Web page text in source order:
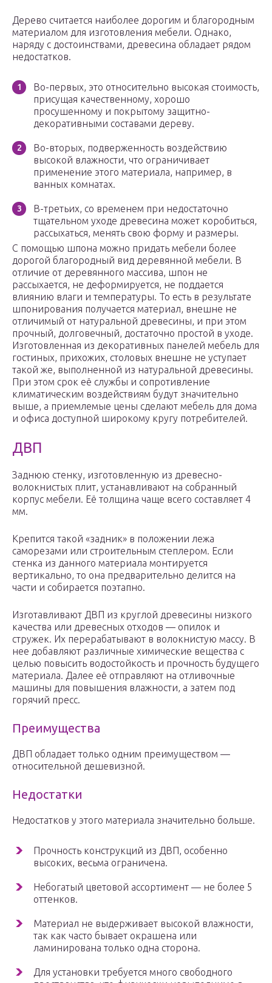
Дерево считается наиболее дорогим и благородным
материалом для изготовления мебели. Однако,
наряду с достоинствами, древесина обладает рядом
недостатков.
Во-первых, это относительно высокая стоимость,
присущая качественному, хорошо
просушенному и покрытому защитно-
декоративными составами дереву.
Во-вторых, подверженность воздействию
высокой влажности, что ограничивает
применение этого материала, например, в
ванных комнатах.
В-третьих, со временем при недостаточно
тщательном уходе древесина может коробиться,
рассыхаться, менять свою форму и размеры.
С помощью шпона можно придать мебели более
дорогой благородный вид деревянной мебели. В
отличие от деревянного массива, шпон не
рассыхается, не деформируется, не поддается
влиянию влаги и температуры. То есть в результате
шпонирования получается материал, внешне не
отличимый от натуральной древесины, и при этом
прочный, долговечный, достаточно простой в уходе.
Изготовленная из декоративных панелей мебель для
гостиных, прихожих, столовых внешне не уступает
такой же, выполненной из натуральной древесины.
При этом срок её службы и сопротивление
климатическим воздействиям будут значительно
выше, а приемлемые цены сделают мебель для дома
и офиса доступной широкому кругу потребителей.
ДВП
Заднюю стенку, изготовленную из древесно-
волокнистых плит, устанавливают на собранный
корпус мебели. Её толщина чаще всего составляет 4
мм.
Крепится такой «задник» в положении лежа
саморезами или строительным степлером. Если
стенка из данного материала монтируется
вертикально, то она предварительно делится на
части и собирается поэтапно.
Изготавливают ДВП из круглой древесины низкого
качества или древесных отходов — опилок и
стружек. Их перерабатывают в волокнистую массу. В
нее добавляют различные химические вещества с
целью повысить водостойкость и прочность будущего
материала. Далее её отправляют на отливочные
машины для повышения влажности, а затем под
горячий пресс.
Преимущества
ДВП обладает только одним преимуществом —
относительной дешевизной.
Недостатки
Недостатков у этого материала значительно больше.
Прочность конструкций из ДВП, особенно
высоких, весьма ограничена.
Небогатый цветовой ассортимент — не более 5
оттенков.
Материал не выдерживает высокой влажности,
так как часто бывает окрашена или
ламинирована только одна сторона.
Для установки требуется много свободного